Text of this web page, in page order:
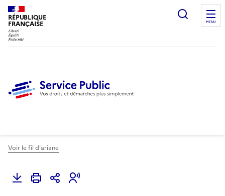
RÉPUBLIQUE
FRANÇAISE
Ouvrir
MENU
Voir le fil d'ariane